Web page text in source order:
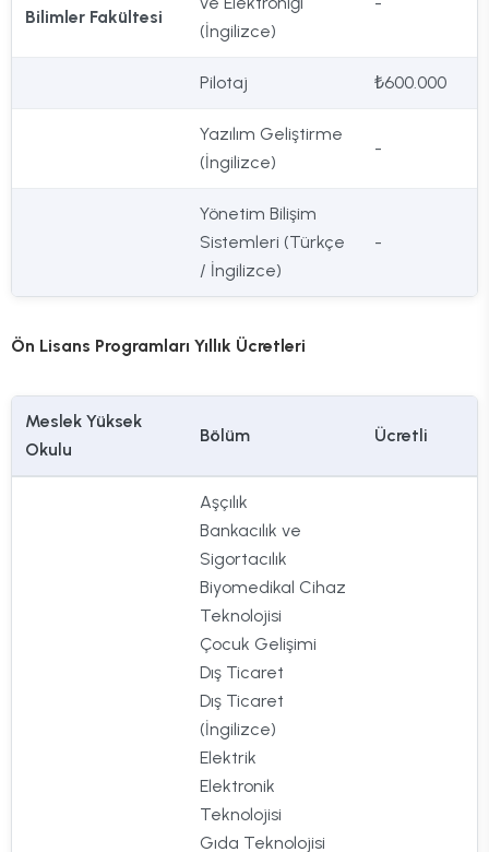
Bilimler Fakültesi
(İngilizce)
Pilotaj ₺600.000
Yazılım Geliştirme
(İngilizce)
-
Yönetim Bilişim
Sistemleri (Türkçe
/ İngilizce)
-
Ön Lisans Programları Yıllık Ücretleri
Meslek Yüksek
Okulu
Bölüm Ücretli
Aşçılık
Bankacılık ve
Sigortacılık
Biyomedikal Cihaz
Teknolojisi
Çocuk Gelişimi
Dış Ticaret
Dış Ticaret
(İngilizce)
Elektrik
Elektronik
Teknolojisi
Gıda Teknolojisi